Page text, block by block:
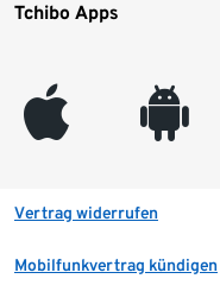
Tchibo Apps
appleinc android
Vertrag widerrufen
Mobilfunkvertrag kündigen